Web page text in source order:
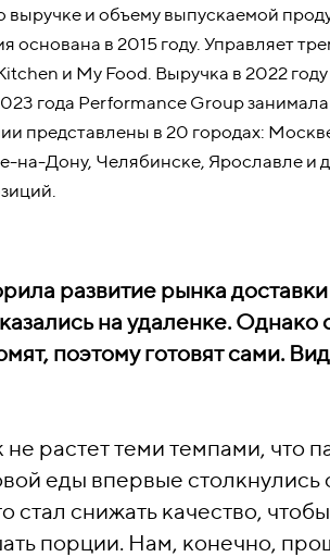
и объему выпускаемой
основана в 2015 году. Управляет
и My Food. Выручка в 2022
года Performance Group занимала
представлены в 20 городах:
на-Дону, Челябинске, Ярославле и
развитие рынка
на удаленке. Однако
поэтому готовят сами.
растет теми темпами, что
еды впервые столкнулись
стал снижать качество,
порции. Нам, конечно,